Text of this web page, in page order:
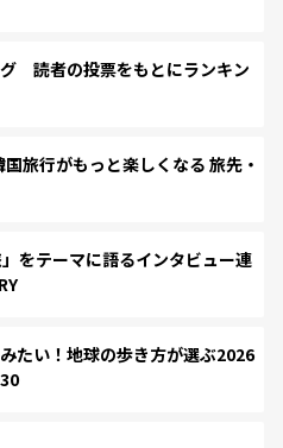
読者の投票をもとにランキン
旅行がもっと楽しくなる 旅先・
をテーマに語るインタビュー連
たい！地球の歩き方が選ぶ2026